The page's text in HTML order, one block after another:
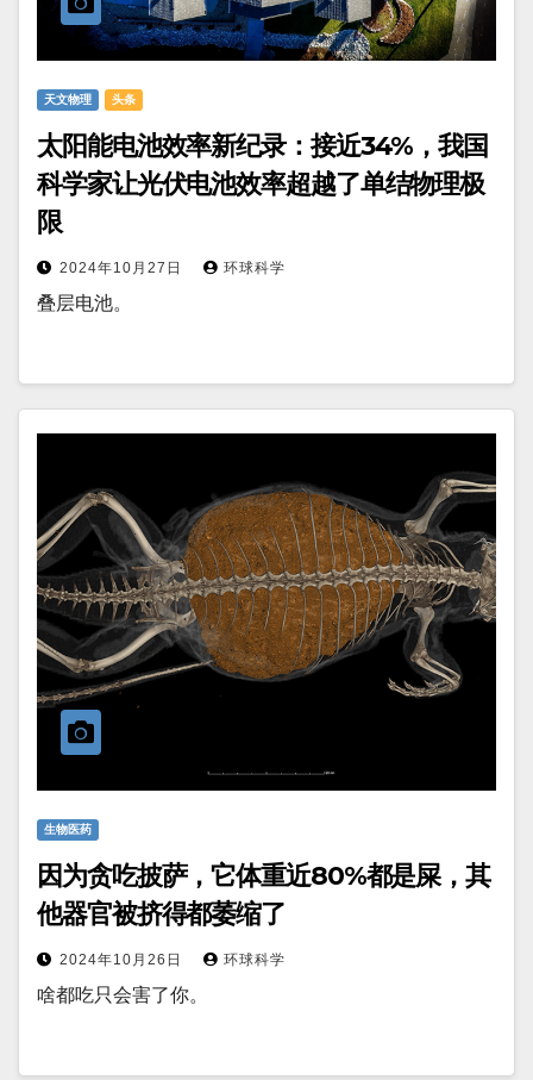
天文物理 头条
太阳能电池效率新纪录：接近34%，我国
科学家让光伏电池效率超越了单结物理极
限
2024年10月27日 环球科学
叠层电池。
生物医药
因为贪吃披萨，它体重近80%都是屎，其
他器官被挤得都萎缩了
2024年10月26日 环球科学
啥都吃只会害了你。